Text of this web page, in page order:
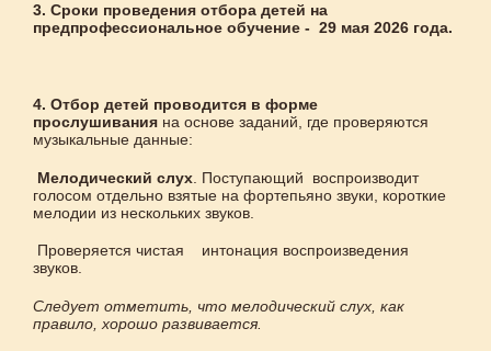
3. Сроки проведения отбора детей на
предпрофессиональное обучение - 29 мая 2026 года.
4. Отбор детей проводится в форме
прослушивания на основе заданий, где проверяются
музыкальные данные:
Мелодический слух . Поступающий воспроизводит
голосом отдельно взятые на фортепьяно звуки, короткие
мелодии из нескольких звуков.
Проверяется чистая интонация воспроизведения
звуков.
Следует отметить, что мелодический слух, как
правило, хорошо развивается.